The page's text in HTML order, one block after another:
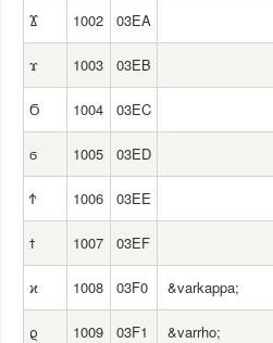
Ϫ 1002 03EA
ϫ 1003 03EB
Ϭ 1004 03EC
ϭ 1005 03ED
Ϯ 1006 03EE
ϯ 1007 03EF
ϰ 1008 03F0 &varkappa;
ϱ 1009 03F1 &varrho;